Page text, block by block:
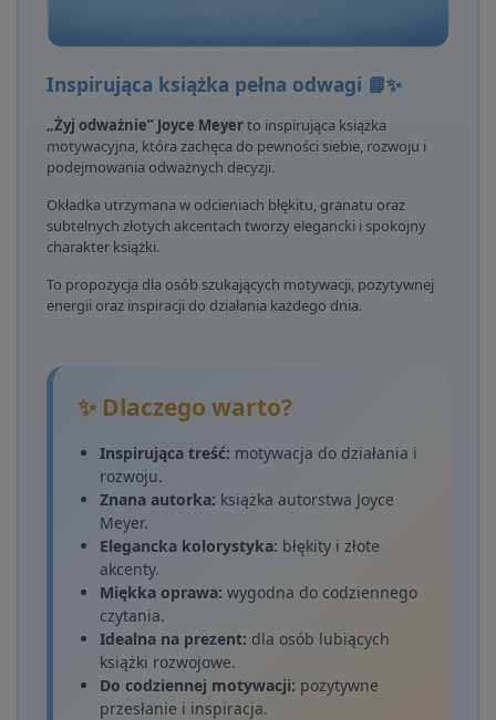
Inspirująca książka pełna odwagi 📘✨
„Żyj odważnie” Joyce Meyerto inspirująca książka
motywacyjna, która zachęca do pewności siebie, rozwoju i
podejmowania odważnych decyzji.
Okładka utrzymana w odcieniach błękitu, granatu oraz
subtelnych złotych akcentach tworzy elegancki i spokojny
charakter książki.
To propozycja dla osób szukających motywacji, pozytywnej
energii oraz inspiracji do działania każdego dnia.
✨ Dlaczego warto?
Inspirująca treść: motywacja do działania i
rozwoju.
Znana autorka: książka autorstwa Joyce
Meyer.
Elegancka kolorystyka: błękity i złote
akcenty.
Miękka oprawa: wygodna do codziennego
czytania.
Idealna na prezent: dla osób lubiących
książki rozwojowe.
Do codziennej motywacji: pozytywne
przesłanie i inspiracja.